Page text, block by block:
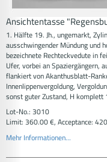
Ansichtentasse
1. Hälfte 19. Jh., ungemarkt,
ausschwingender Mündung und
bezeichnete Rechteckvedute in
Ufer, vorbei an Spaziergängern,
flankiert von Akanthusblatt-
Innenlippenvergoldung,
sonst guter Zustand, H komplett
Lot-No.: 3010
Limit: 360.00 €, Acceptance:
Mehr Informationen...